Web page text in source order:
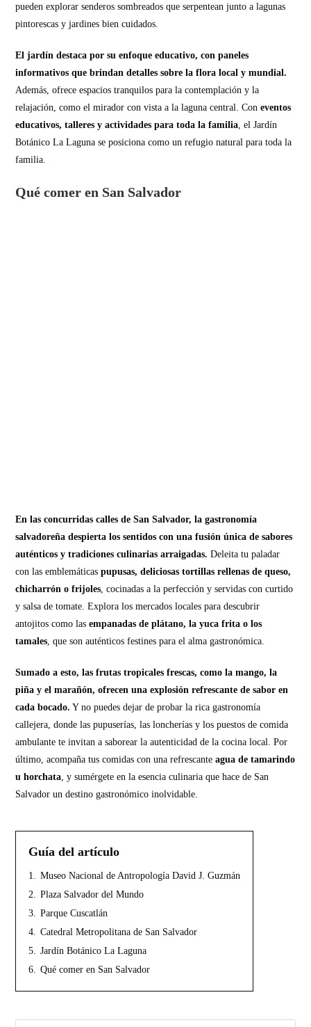
pueden explorar senderos sombreados que serpentean junto a lagunas
pintorescas y jardines bien cuidados.
El jardín destaca por su enfoque educativo, con paneles
informativos que brindan detalles sobre la flora local y mundial.
Además, ofrece espacios tranquilos para la contemplación y la
relajación, como el mirador con vista a la laguna central. Coneventos
educativos, talleres y actividades para toda la familia, el Jardín
Botánico La Laguna se posiciona como un refugio natural para toda la
familia.
Qué comer en San Salvador
En las concurridas calles de San Salvador, la gastronomía
salvadoreña despierta los sentidos con una fusión única de sabores
auténticos y tradiciones culinarias arraigadas. Deleita tu paladar
con las emblemáticas pupusas, deliciosas tortillas rellenas de queso,
chicharrón o frijoles , cocinadas a la perfección y servidas con curtido
y salsa de tomate. Explora los mercados locales para descubrir
antojitos como lasempanadas de plátano, la yuca frita o los
tamales , que son auténticos festines para el alma gastronómica.
Sumado a esto, las frutas tropicales frescas, como la mango, la
piña y el marañón, ofrecen una explosión refrescante de sabor en
cada bocado. Y no puedes dejar de probar la rica gastronomía
callejera, donde las pupuserías, las loncherías y los puestos de comida
ambulante te invitan a saborear la autenticidad de la cocina local. Por
último, acompaña tus comidas con una refrescanteagua de tamarindo
u horchata , y sumérgete en la esencia culinaria que hace de San
Salvador un destino gastronómico inolvidable.
Guía del artículo
1.
Museo Nacional de Antropología David J. Guzmán
2.
Plaza Salvador del Mundo
3.
Parque Cuscatlán
4.
Catedral Metropolitana de San Salvador
5.
Jardín Botánico La Laguna
6.
Qué comer en San Salvador